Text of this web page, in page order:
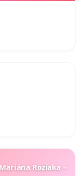
Roziaka –